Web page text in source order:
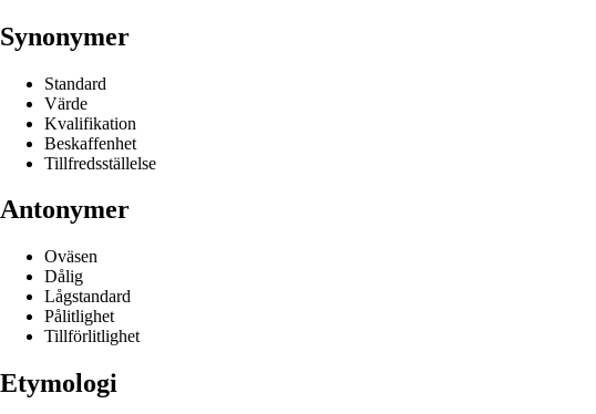
Synonymer
Standard
Värde
Kvalifikation
Beskaffenhet
Tillfredsställelse
Antonymer
Oväsen
Dålig
Lågstandard
Pålitlighet
Tillförlitlighet
Etymologi